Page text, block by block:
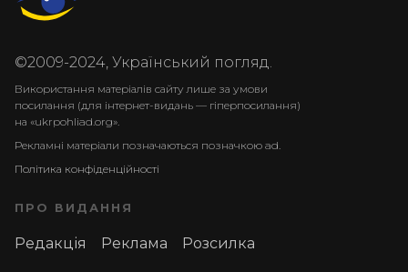
©2009-2024, Український погляд.
Використання матеріалів сайту лише за умови
посилання (для інтернет-видань — гіперпосилання)
на «ukrpohliad.org».
Рекламні матеріали позначаються позначкою ad.
Політика конфіденційності
ПРО ВИДАННЯ
Редакція Реклама Розсилка